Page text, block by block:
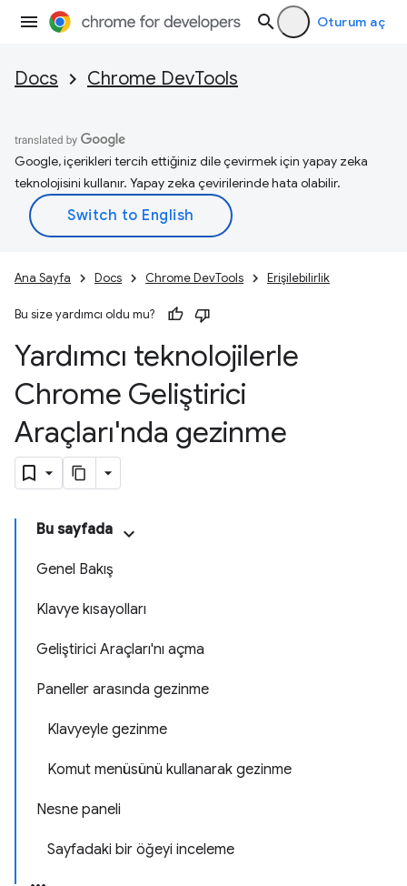
Oturum aç
Docs Chrome DevTools
Google, içerikleri tercih ettiğiniz dile çevirmek için yapay zeka
teknolojisini kullanır. Yapay zeka çevirilerinde hata olabilir.
Ana Sayfa Docs Chrome DevTools Erişilebilirlik
Bu size yardımcı oldu mu?
Yardımcı teknolojilerle
Chrome Geliştirici
Araçları'nda gezinme
Bu sayfada
Genel Bakış
Klavye kısayolları
Geliştirici Araçları'nı açma
Paneller arasında gezinme
Klavyeyle gezinme
Komut menüsünü kullanarak gezinme
Nesne paneli
Sayfadaki bir öğeyi inceleme